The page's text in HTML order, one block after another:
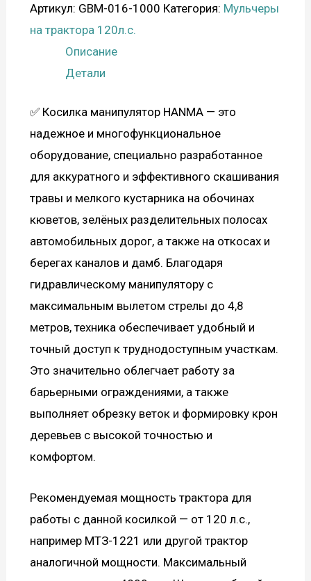
Артикул: GBM-016-1000 Категория: Мульчеры
на трактора 120л.с.
Описание
Детали
✅ Косилка манипулятор HANMA — это
надежное и многофункциональное
оборудование, специально разработанное
для аккуратного и эффективного скашивания
травы и мелкого кустарника на обочинах
кюветов, зелёных разделительных полосах
автомобильных дорог, а также на откосах и
берегах каналов и дамб. Благодаря
гидравлическому манипулятору с
максимальным вылетом стрелы до 4,8
метров, техника обеспечивает удобный и
точный доступ к труднодоступным участкам.
Это значительно облегчает работу за
барьерными ограждениями, а также
выполняет обрезку веток и формировку крон
деревьев с высокой точностью и
комфортом.
Рекомендуемая мощность трактора для
работы с данной косилкой — от 120 л.с.,
например МТЗ-1221 или другой трактор
аналогичной мощности. Максимальный